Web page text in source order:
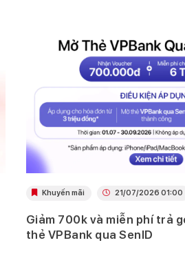
Khuyến mãi 21/07/2026 01:00
Giảm 700k và miễn phí trả
thẻ VPBank qua SenID